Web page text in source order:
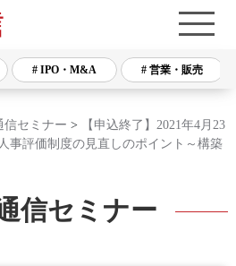
# IPO・M&A # 営業・販売
信セミナー >
【申込終了】2021年4月23
事評価制度の見直しのポイント～構築
信セミナー